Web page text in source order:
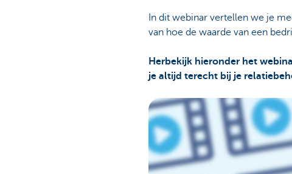
In dit webinar vertellen we je
van hoe de waarde van een
Herbekijk hieronder het
je altijd terecht bij je